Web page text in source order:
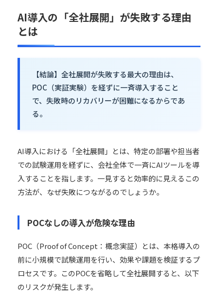
AI導入の「全社展開」が失敗する理由
とは
【結論】全社展開が失敗する最大の理由は、
POC（実証実験）を経ずに一斉導入すること
で、失敗時のリカバリーが困難になるからであ
る。
AI導入における「全社展開」とは、特定の部署や担当者
での試験運用を経ずに、会社全体で一斉にAIツールを導
入することを指します。一見すると効率的に見えるこの
方法が、なぜ失敗につながるのでしょうか。
POCなしの導入が危険な理由
POC（Proof of Concept：概念実証）とは、本格導入の
前に小規模で試験運用を行い、効果や課題を検証するプ
ロセスです。このPOCを省略して全社展開すると、以下
のリスクが発生します。